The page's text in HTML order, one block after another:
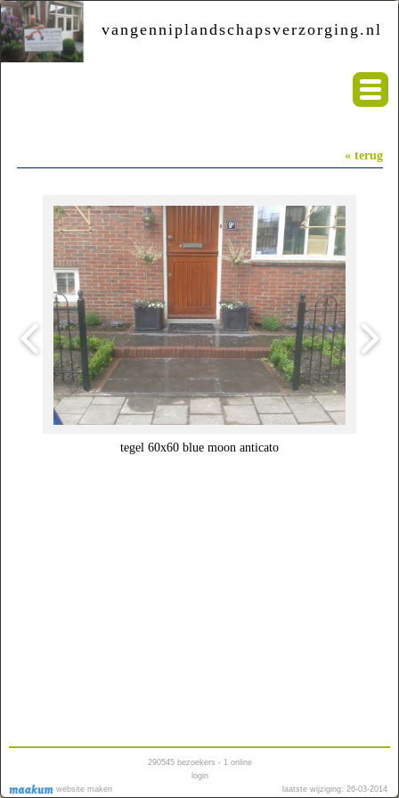
vangenniplandschapsverzorging.nl
« terug
tegel 60x60 blue moon anticato
website maken
290545bezoekers - 1 online
login
laatste wijziging: 26-03-2014